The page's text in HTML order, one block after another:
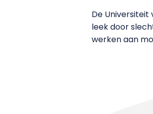
De
leek door
werken aan